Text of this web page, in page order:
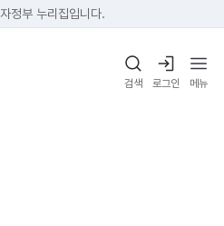
정부 누리집입니다.
검색 로그인 메뉴